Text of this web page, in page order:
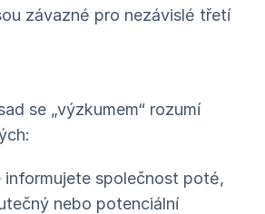
závazné pro nezávislé třetí
se „výzkumem“ rozumí
informujete společnost poté,
nebo potenciální